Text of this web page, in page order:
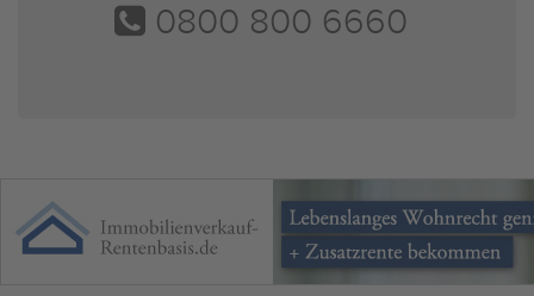
0800 800 6660